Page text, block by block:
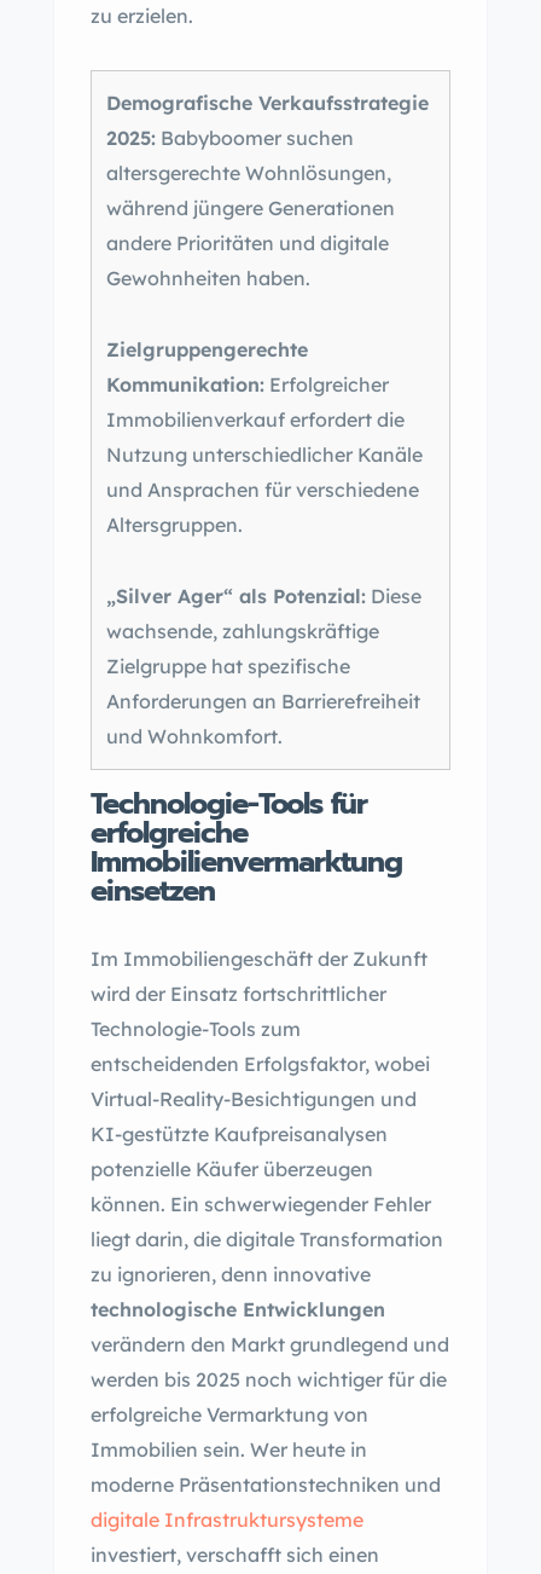
zu erzielen.
Demografische Verkaufsstrategie
2025: Babyboomer suchen
altersgerechte Wohnlösungen,
während jüngere Generationen
andere Prioritäten und digitale
Gewohnheiten haben.
Zielgruppengerechte
Kommunikation: Erfolgreicher
Immobilienverkauf erfordert die
Nutzung unterschiedlicher Kanäle
und Ansprachen für verschiedene
Altersgruppen.
„Silver Ager“ als Potenzial: Diese
wachsende, zahlungskräftige
Zielgruppe hat spezifische
Anforderungen an Barrierefreiheit
und Wohnkomfort.
Technologie-Tools für
erfolgreiche
Immobilienvermarktung
einsetzen
Im Immobiliengeschäft der Zukunft
wird der Einsatz fortschrittlicher
Technologie-Tools zum
entscheidenden Erfolgsfaktor, wobei
Virtual-Reality-Besichtigungen und
KI-gestützte Kaufpreisanalysen
potenzielle Käufer überzeugen
können. Ein schwerwiegender Fehler
liegt darin, die digitale Transformation
zu ignorieren, denn innovative
technologische Entwicklungen
verändern den Markt grundlegend und
werden bis 2025 noch wichtiger für die
erfolgreiche Vermarktung von
Immobilien sein. Wer heute in
moderne Präsentationstechniken und
digitale Infrastruktursysteme
investiert, verschafft sich einen